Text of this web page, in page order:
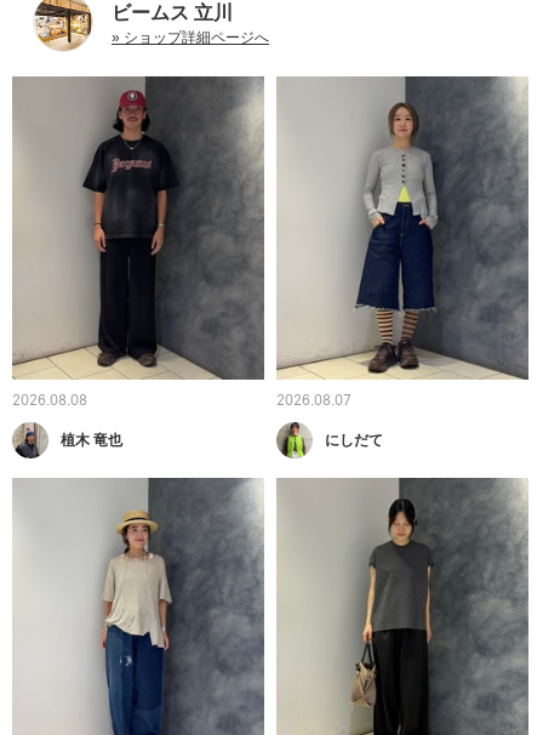
ビームス 立川
» ショップ詳細ページへ
2026.08.08
植木 竜也
2026.08.07
にしだて